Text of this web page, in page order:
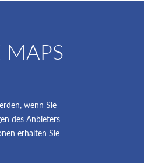
MAPS
wenn Sie
des Anbieters
erhalten Sie